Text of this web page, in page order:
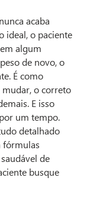
acaba
ideal, o paciente
algum
de novo, o
É como
mudar, o correto
E isso
um tempo.
detalhado
fórmulas
de
busque